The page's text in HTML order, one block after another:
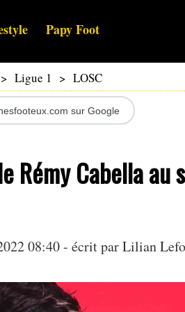
Papy Foot
> Ligue 1 > LOSC
sur Google
Rémy Cabella au
08:40 - écrit parLilian